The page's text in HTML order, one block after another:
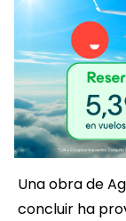
Una obra de
concluir ha